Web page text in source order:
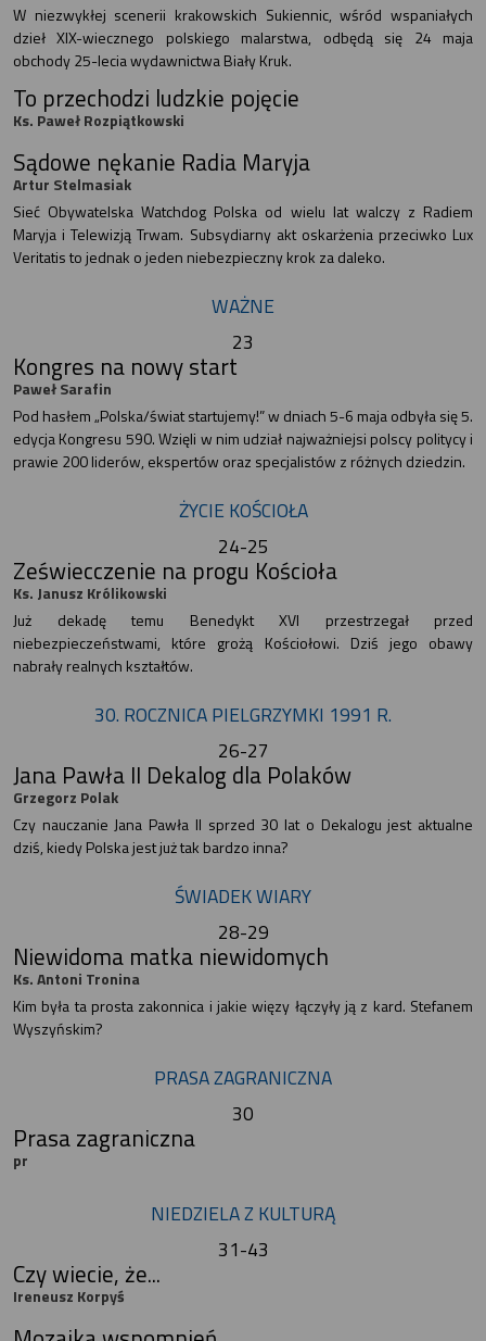
W niezwykłej scenerii krakowskich Sukiennic, wśród wspaniałych
dzieł XIX-wiecznego polskiego malarstwa, odbędą się 24 maja
obchody 25-lecia wydawnictwa Biały Kruk.
To przechodzi ludzkie pojęcie
Ks. Paweł Rozpiątkowski
Sądowe nękanie Radia Maryja
Artur Stelmasiak
Sieć Obywatelska Watchdog Polska od wielu lat walczy z Radiem
Maryja i Telewizją Trwam. Subsydiarny akt oskarżenia przeciwko Lux
Veritatis to jednak o jeden niebezpieczny krok za daleko.
WAŻNE
23
Kongres na nowy start
Paweł Sarafin
Pod hasłem „Polska/świat startujemy!” w dniach 5-6 maja odbyła się 5.
edycja Kongresu 590. Wzięli w nim udział najważniejsi polscy politycy i
prawie 200 liderów, ekspertów oraz specjalistów z różnych dziedzin.
ŻYCIE KOŚCIOŁA
24-25
Zeświecczenie na progu Kościoła
Ks. Janusz Królikowski
Już dekadę temu Benedykt XVI przestrzegał przed
niebezpieczeństwami, które grożą Kościołowi. Dziś jego obawy
nabrały realnych kształtów.
30. ROCZNICA PIELGRZYMKI 1991 R.
26-27
Jana Pawła II Dekalog dla Polaków
Grzegorz Polak
Czy nauczanie Jana Pawła II sprzed 30 lat o Dekalogu jest aktualne
dziś, kiedy Polska jest już tak bardzo inna?
ŚWIADEK WIARY
28-29
Niewidoma matka niewidomych
Ks. Antoni Tronina
Kim była ta prosta zakonnica i jakie więzy łączyły ją z kard. Stefanem
Wyszyńskim?
PRASA ZAGRANICZNA
30
Prasa zagraniczna
pr
NIEDZIELA Z KULTURĄ
31-43
Czy wiecie, że...
Ireneusz Korpyś